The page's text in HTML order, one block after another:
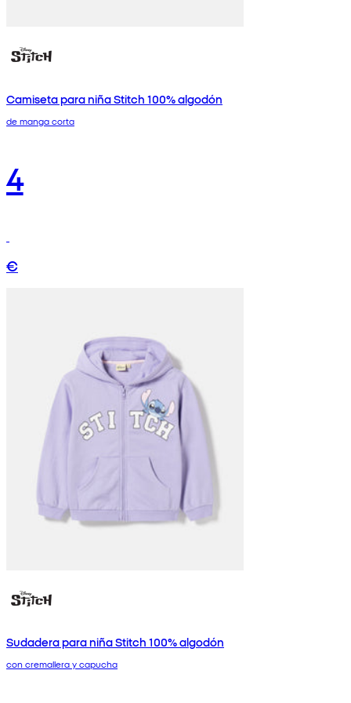
Camiseta para niña Stitch 100% algodón
de manga corta
4
€
Sudadera para niña Stitch 100% algodón
con cremallera y capucha